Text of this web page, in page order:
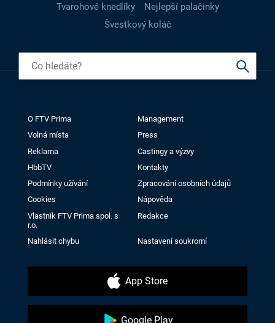
Tvarohové knedlíky
Nejlepší palačinky
Švestkový koláč
O FTV Prima
Management
Volná místa
Press
Reklama
Castingy a výzvy
HbbTV
Kontakty
Podmínky užívání
Zpracování osobních údajů
Cookies
Nápověda
Vlastník FTV Prima spol. s
r.o.
Redakce
Nahlásit chybu Nastavení soukromí
App Store
Google Play